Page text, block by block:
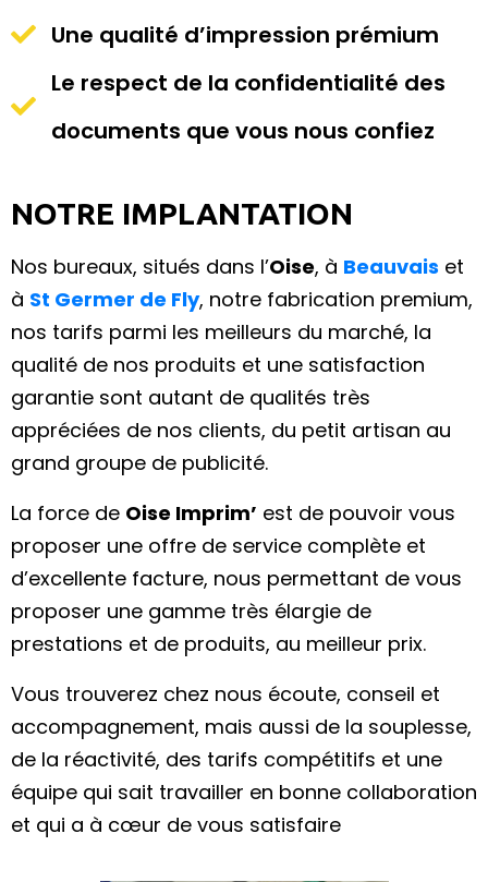
Une qualité d’impression prémium
Le respect de la confidentialité des
documents que vous nous confiez
NOTRE IMPLANTATION
Nos bureaux, situés dans l’Oise, à Beauvais et
à St Germer de Fly, notre fabrication premium,
nos tarifs parmi les meilleurs du marché, la
qualité de nos produits et une satisfaction
garantie sont autant de qualités très
appréciées de nos clients, du petit artisan au
grand groupe de publicité.
La force de Oise Imprim’ est de pouvoir vous
proposer une offre de service complète et
d’excellente facture, nous permettant de vous
proposer une gamme très élargie de
prestations et de produits, au meilleur prix.
Vous trouverez chez nous écoute, conseil et
accompagnement, mais aussi de la souplesse,
de la réactivité, des tarifs compétitifs et une
équipe qui sait travailler en bonne collaboration
et qui a à cœur de vous satisfaire